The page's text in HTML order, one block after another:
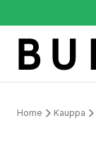
Home Kauppa